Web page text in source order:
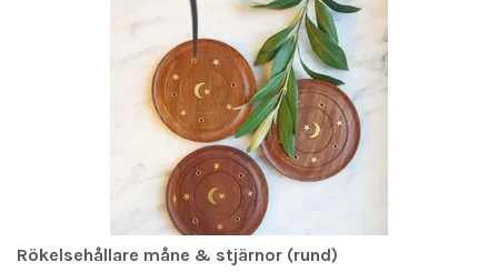
Rökelsehållare måne & stjärnor (rund)